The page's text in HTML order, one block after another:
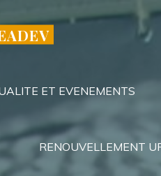
ET EVENEMENTS
RENOUVELLEMENT